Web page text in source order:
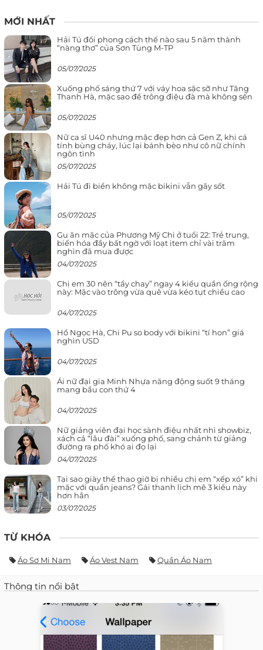
MỚI NHẤT
Hải Tú đổi phong cách thế nào sau 5 năm thành
“nàng thơ” của Sơn Tùng M-TP
05/07/2025
Xuống phố sáng thứ 7 với váy hoa sặc sỡ như Tăng
Thanh Hà, mặc sao để trông điệu đà mà không sến
05/07/2025
Nữ ca sĩ U40 nhưng mặc đẹp hơn cả Gen Z, khi cá
tính bùng cháy, lúc lại bánh bèo như cô nữ chính
ngôn tình
05/07/2025
Hải Tú đi biển không mặc bikini vẫn gây sốt
05/07/2025
Gu ăn mặc của Phương Mỹ Chi ở tuổi 22: Trẻ trung,
biến hóa đầy bất ngờ với loạt item chỉ vài trăm
nghìn đã mua được
04/07/2025
Chị em 30 nên “tẩy chay” ngay 4 kiểu quần ống rộng
này: Mặc vào trông vừa quê vừa kéo tụt chiều cao
04/07/2025
Hồ Ngọc Hà, Chi Pu so body với bikini “tí hon” giá
nghìn USD
04/07/2025
Ái nữ đại gia Minh Nhựa năng động suốt 9 tháng
mang bầu con thứ 4
04/07/2025
Nữ giảng viên đại học sành điệu nhất nhì showbiz,
xách cả “lâu đài” xuống phố, sang chảnh từ giảng
đường ra phố khó ai đọ lại
04/07/2025
Tại sao giày thể thao giờ bị nhiều chị em “xếp xó” khi
mặc với quần jeans? Gái thanh lịch mê 3 kiểu này
hơn hẳn
03/07/2025
TỪ KHÓA
Áo Sơ Mi Nam Áo Vest Nam Quần Áo Nam
Thông tin nổi bật